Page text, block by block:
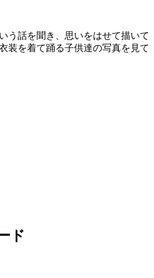
う話を聞き、思いをはせて描いて
装を着て踊る子供達の写真を見て
ド